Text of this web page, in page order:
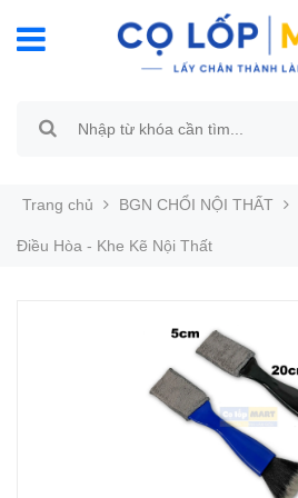
Trang chủ BGN CHỔI NỘI THẤT
Điều Hòa - Khe Kẽ Nội Thất